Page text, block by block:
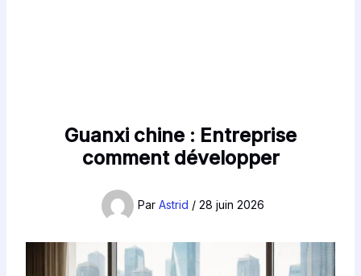
Guanxi chine : Entreprise
comment développer
Par Astrid / 28 juin 2026